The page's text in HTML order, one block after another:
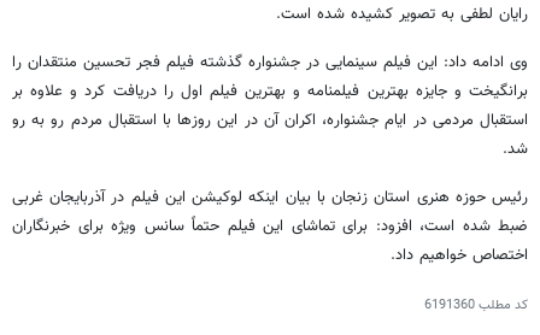
رایان لطفی به تصویر کشیده شده است.
وی ادامه داد: این فیلم سینمایی در جشنواره گذشته فیلم فجر تحسین منتقدان را
برانگیخت و جایزه بهترین فیلمنامه و بهترین فیلم اول را دریافت کرد و علاوه بر
استقبال مردمی در ایام جشنواره، اکران آن در این روزها با استقبال مردم رو به رو
شد.
رئیس حوزه هنری استان زنجان با بیان اینکه لوکیشن این فیلم در آذربایجان غربی
ضبط شده است، افزود: برای تماشای این فیلم حتماً سانس ویژه برای خبرنگاران
اختصاص خواهیم داد.
کد مطلب6191360